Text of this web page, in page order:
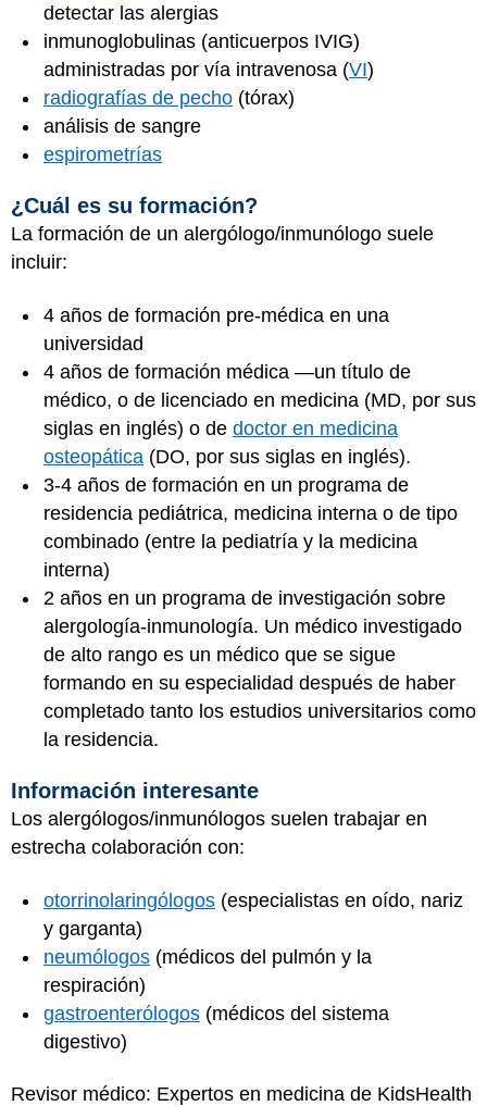
detectar las alergias
inmunoglobulinas (anticuerpos IVIG)
administradas por vía intravenosa (VI)
radiografías de pecho (tórax)
análisis de sangre
espirometrías
¿Cuál es su formación?
La formación de un alergólogo/inmunólogo suele
incluir:
4 años de formación pre-médica en una
universidad
4 años de formación médica —un título de
médico, o de licenciado en medicina (MD, por sus
siglas en inglés) o de doctor en medicina
osteopática (DO, por sus siglas en inglés).
3-4 años de formación en un programa de
residencia pediátrica, medicina interna o de tipo
combinado (entre la pediatría y la medicina
interna)
2 años en un programa de investigación sobre
alergología-inmunología. Un médico investigado
de alto rango es un médico que se sigue
formando en su especialidad después de haber
completado tanto los estudios universitarios como
la residencia.
Información interesante
Los alergólogos/inmunólogos suelen trabajar en
estrecha colaboración con:
otorrinolaringólogos (especialistas en oído, nariz
y garganta)
neumólogos (médicos del pulmón y la
respiración)
gastroenterólogos (médicos del sistema
digestivo)
Revisor médico: Expertos en medicina de KidsHealth